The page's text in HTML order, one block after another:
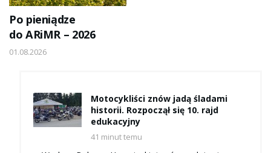
Po pieniądze
do ARiMR – 2026
01.08.2026
Motocykliści znów jadą śladami
historii. Rozpoczął się 10. rajd
edukacyjny
41 minut temu